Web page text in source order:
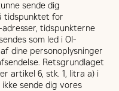
sende dig
tidspunktet for
tidspunkterne
som led i OI-
dine personoplysninger
Retsgrundlaget
artikel 6, stk. 1, litra a) i
ikke sende dig vores